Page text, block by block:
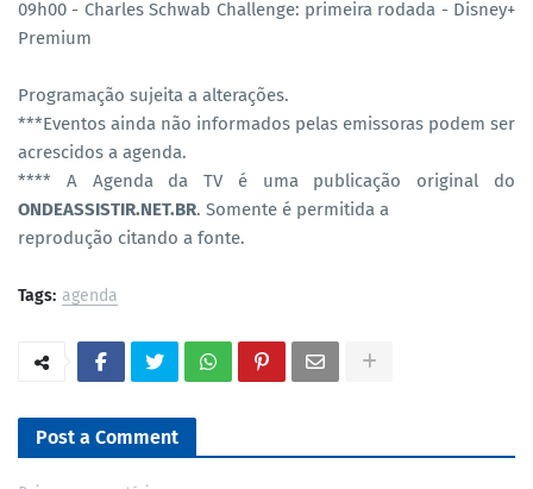
09h00 - Charles Schwab Challenge: primeira rodada - Disney+
Premium
Programação sujeita a alterações.
***Eventos ainda não informados pelas emissoras podem ser
acrescidos a agenda.
**** A Agenda da TV é uma publicação original do
ONDEASSISTIR.NET.BR. Somente é permitida a
reprodução citando a fonte.
Tags: agenda
Post a Comment